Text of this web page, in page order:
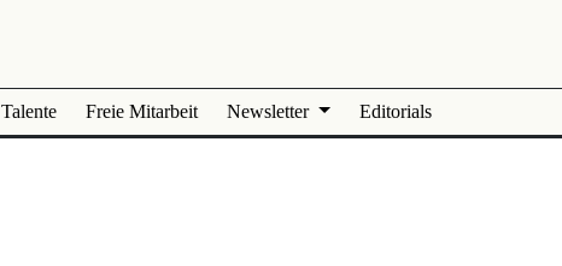
Talente Freie Mitarbeit Newsletter Editorials